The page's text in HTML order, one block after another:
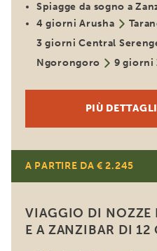
Spiagge da sogno a
4 giorni Arusha
3 giorni Central
Ngorongoro
9 giorni
PIÙ
A PARTIRE DA € 2.245
VIAGGIO DI NOZZE
E A ZANZIBAR DI 12